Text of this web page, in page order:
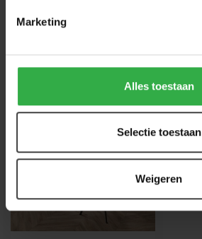
Marketing
Alles toestaan
Selectie toestaan
Weigeren
Recent bekeken